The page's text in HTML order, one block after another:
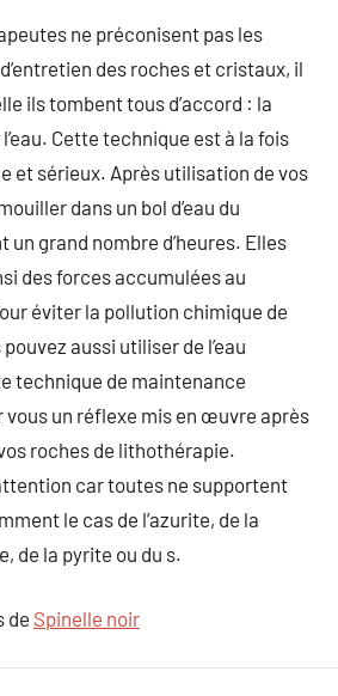
ne préconisent pas les
des roches et cristaux, il
ils tombent tous d’accord : la
Cette technique est à la fois
et sérieux. Après utilisation de vos
dans un bol d’eau du
un grand nombre d’heures. Elles
des forces accumulées au
éviter la pollution chimique de
aussi utiliser de l’eau
technique de maintenance
vous un réflexe mis en œuvre après
roches de lithothérapie.
car toutes ne supportent
le cas de l’azurite, de la
de la pyrite ou du s.
de Spinelle noir